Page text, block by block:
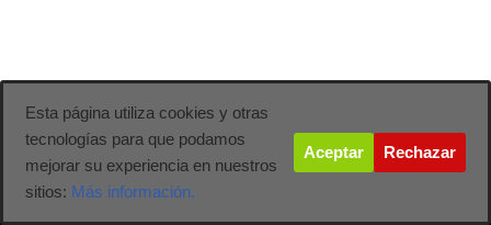
Neve| Funciona gracias a
Esta página utiliza cookies y otras
tecnologías para que podamos
mejorar su experiencia en nuestros
sitios: Más información.
Aceptar Rechazar